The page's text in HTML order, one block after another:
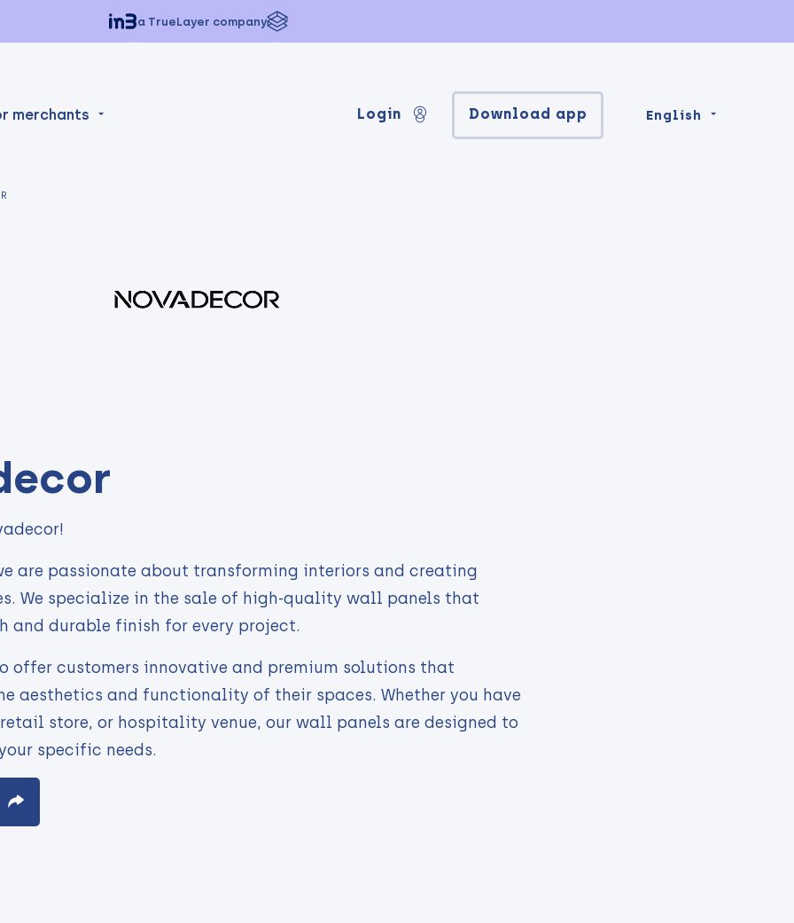
a TrueLayer company
merchants Login Download app English
are passionate about transforming interiors and creating
We specialize in the sale of high-quality wall panels that
and durable finish for every project.
offer customers innovative and premium solutions that
aesthetics and functionality of their spaces. Whether you have
store, or hospitality venue, our wall panels are designed to
specific needs.